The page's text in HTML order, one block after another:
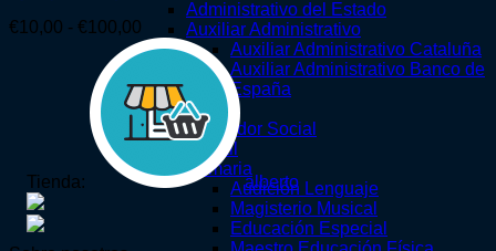
Administrativo del Estado
Auxiliar Administrativo
Auxiliar Administrativo Cataluña
Auxiliar Administrativo Banco de
España
Educación
Educador Social
Infantil
Primaria
Audición Lenguaje
Magisterio Musical
Educación Especial
Las
página
de
producto
€10,00 - €100,00 Rango
de
precios:
desde
€10,00
hasta
€100,00
Tienda:
alberto